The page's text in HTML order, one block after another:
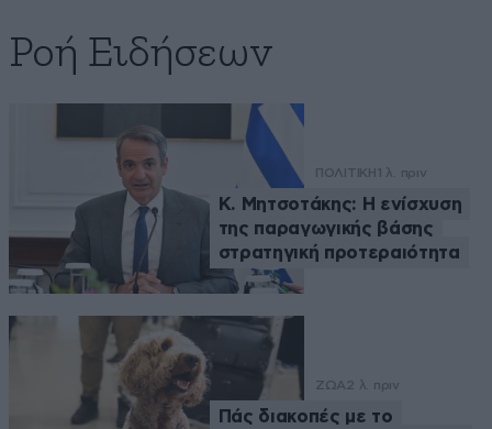
Ροή Ειδήσεων
ΠΟΛΙΤΙΚΗ 1 λ. πριν
Κ. Μητσοτάκης: Η ενίσχυση
της παραγωγικής βάσης
στρατηγική προτεραιότητα
ΖΩΑ 2 λ. πριν
Πάς διακοπές με το